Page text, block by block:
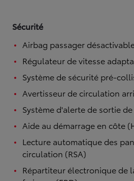
Sécurité
Airbag passager
Régulateur de vitesse
Système de sécurité pré-
Avertisseur de circulation
Système d'alerte de sortie
Aide au démarrage en côte
Lecture automatique des
circulation (RSA)
Répartiteur électronique de